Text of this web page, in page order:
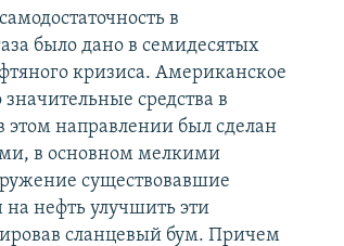
в
было дано в семидесятых
кризиса. Американское
значительные средства в
этом направлении был сделан
в основном мелкими
существовавшие
нефть улучшить эти
сланцевый бум. Причем